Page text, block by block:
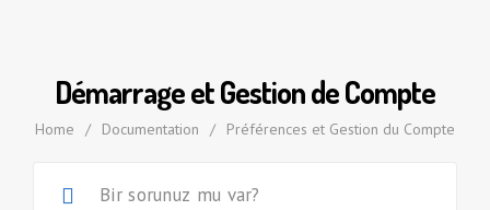
Démarrage et Gestion de Compte
Home / Documentation / Préférences et Gestion du Compte